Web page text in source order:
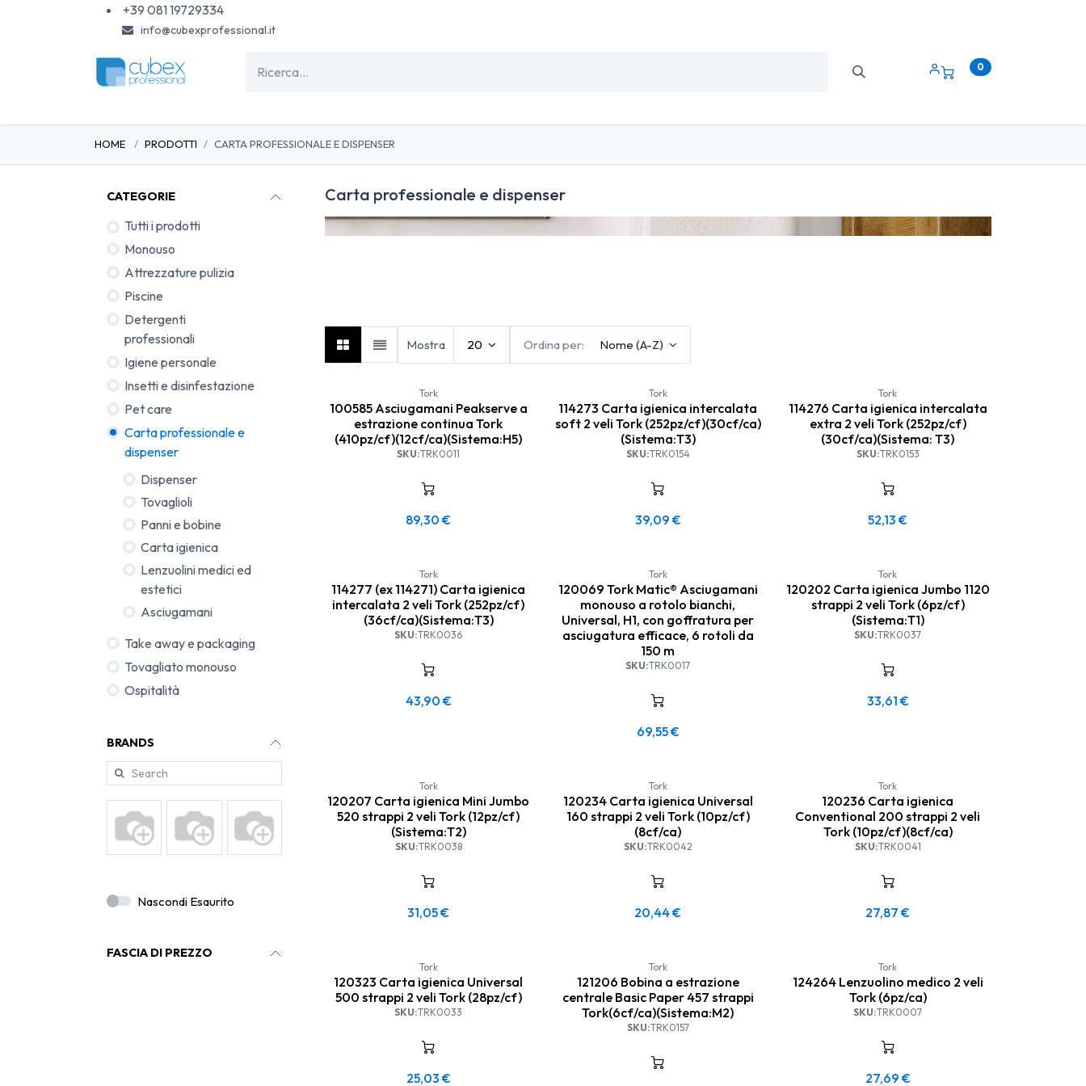
+39 081 19729334
info@cubexprofessional.it
0
HOME PRODOTTI CARTA PROFESSIONALE E DISPENSER
CATEGORIE
Tutti i prodotti
Monouso
Attrezzature pulizia
Piscine
Detergenti
professionali
Igiene personale
Insetti e disinfestazione
Pet care
Carta professionale e
dispenser
Dispenser
Tovaglioli
Panni e bobine
Carta igienica
Lenzuolini medici ed
estetici
Asciugamani
Take away e packaging
Tovagliato monouso
Ospitalità
BRANDS
Nascondi Esaurito
FASCIA DI PREZZO
Carta professionale e dispenser
Ordina per: Nome (A-Z)
Mostra 20
Tork
100585 Asciugamani Peakserve a
estrazione continua Tork
(410pz/cf)(12cf/ca)(Sistema:H5)
SKU:TRK0011
89,30 €
Tork
114273 Carta igienica intercalata
soft 2 veli Tork (252pz/cf)(30cf/ca)
(Sistema:T3)
SKU:TRK0154
39,09 €
Tork
114276 Carta igienica intercalata
extra 2 veli Tork (252pz/cf)
(30cf/ca)(Sistema: T3)
SKU:TRK0153
52,13 €
Tork
114277 (ex 114271) Carta igienica
intercalata 2 veli Tork (252pz/cf)
(36cf/ca)(Sistema:T3)
SKU:TRK0036
43,90 €
Tork
120069 Tork Matic® Asciugamani
monouso a rotolo bianchi,
Universal, H1, con goffratura per
asciugatura efficace, 6 rotoli da
150 m
SKU:TRK0017
69,55€
Tork
120202 Carta igienica Jumbo 1120
strappi 2 veli Tork (6pz/cf)
(Sistema:T1)
SKU:TRK0037
33,61 €
Tork
120207 Carta igienica Mini Jumbo
520 strappi 2 veli Tork (12pz/cf)
(Sistema:T2)
SKU:TRK0038
31,05€
Tork
120234 Carta igienica Universal
160 strappi 2 veli Tork (10pz/cf)
(8cf/ca)
SKU:TRK0042
20,44€
Tork
120236 Carta igienica
Conventional 200 strappi 2 veli
Tork (10pz/cf)(8cf/ca)
SKU:TRK0041
27,87 €
Tork
120323 Carta igienica Universal
500 strappi 2 veli Tork (28pz/cf)
SKU:TRK0033
25,03 €
Tork
121206 Bobina a estrazione
centrale Basic Paper 457 strappi
Tork(6cf/ca)(Sistema:M2)
SKU:TRK0157
Tork
124264 Lenzuolino medico 2 veli
Tork (6pz/ca)
SKU:TRK0007
27,69 €